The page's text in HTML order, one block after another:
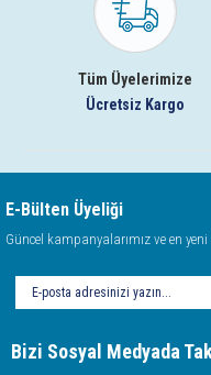
Tüm Üyelerimize
Ücretsiz Kargo
E-Bülten Üyeliği
Güncel kampanyalarımız ve en
Bizi Sosyal Medyada